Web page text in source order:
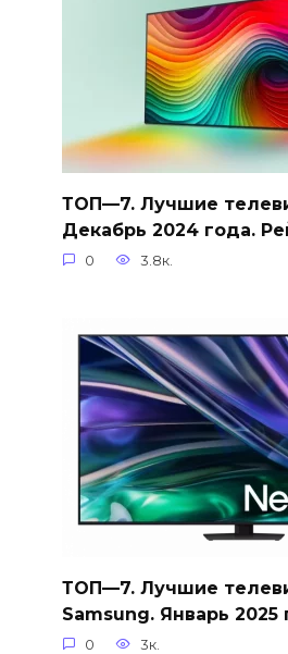
ТОП—7. Лучшие
Декабрь 2024 года.
0 3.8к.
ТОП—7. Лучшие
Samsung. Январь 2025
0 3к.